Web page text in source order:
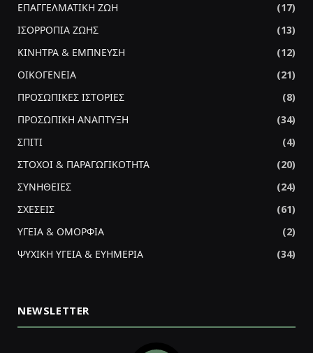
ΕΠΑΓΓΕΛΜΑΤΙΚΗ ΖΩΗ
(17)
ΙΣΟΡΡΟΠΙΑ ΖΩΗΣ
(13)
ΚΙΝΗΤΡΑ & ΕΜΠΝΕΥΣΗ
(12)
ΟΙΚΟΓΕΝΕΙΑ
(21)
ΠΡΟΣΩΠΙΚΕΣ ΙΣΤΟΡΙΕΣ
(8)
ΠΡΟΣΩΠΙΚΗ ΑΝΑΠΤΥΞΗ
(34)
ΣΠΙΤΙ
(4)
ΣΤΟΧΟΙ & ΠΑΡΑΓΩΓΙΚΟΤΗΤΑ
(20)
ΣΥΝΗΘΕΙΕΣ
(24)
ΣΧΕΣΕΙΣ
(61)
ΥΓΕΙΑ & ΟΜΟΡΦΙΑ
(2)
ΨΥΧΙΚΗ ΥΓΕΙΑ & ΕΥΗΜΕΡΙΑ
(34)
NEWSLETTER